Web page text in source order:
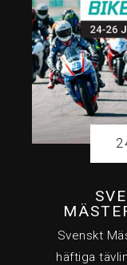
Svenskt
häftiga